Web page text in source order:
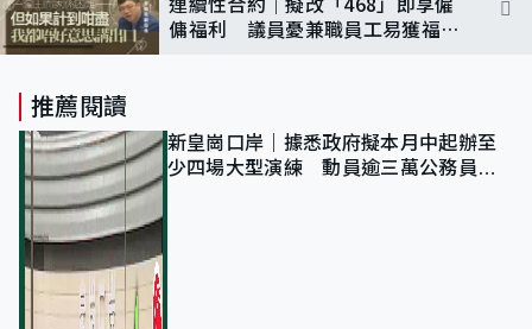
傭福利 議員憂兼職員工易獲福利
推薦閱讀
新皇崗口岸｜據悉政府擬本月中起辦至
少四場大型演練 動員逾三萬公務員人